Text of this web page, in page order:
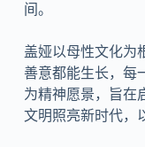
间。
盖娅以母性文化为
善意都能生长，每
为精神愿景，旨在
文明照亮新时代，